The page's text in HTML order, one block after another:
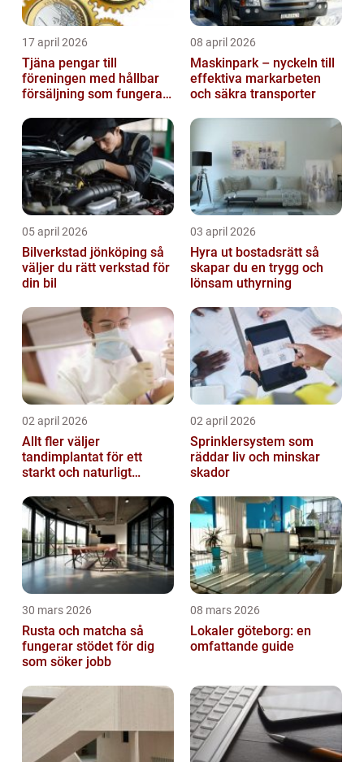
17 april 2026
Tjäna pengar till
föreningen med hållbar
försäljning som fungerar
08 april 2026
Maskinpark – nyckeln till
effektiva markarbeten
och säkra transporter
05 april 2026
Bilverkstad jönköping så
väljer du rätt verkstad för
din bil
03 april 2026
Hyra ut bostadsrätt så
skapar du en trygg och
lönsam uthyrning
02 april 2026
Allt fler väljer
tandimplantat för ett
starkt och naturligt
02 april 2026
Sprinklersystem som
räddar liv och minskar
skador
30 mars 2026
Rusta och matcha så
fungerar stödet för dig
som söker jobb
08 mars 2026
Lokaler göteborg: en
omfattande guide